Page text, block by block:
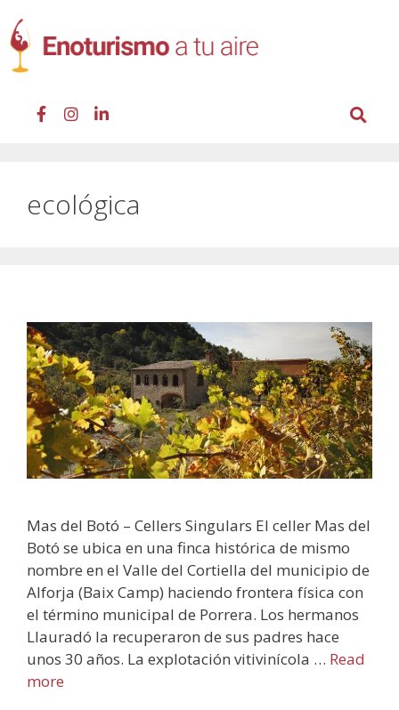
ecológica
Mas del Botó – Cellers Singulars El celler Mas del
Botó se ubica en una finca histórica de mismo
nombre en el Valle del Cortiella del municipio de
Alforja (Baix Camp) haciendo frontera física con
el término municipal de Porrera. Los hermanos
Llauradó la recuperaron de sus padres hace
unos 30 años. La explotación vitivinícola … Read
more